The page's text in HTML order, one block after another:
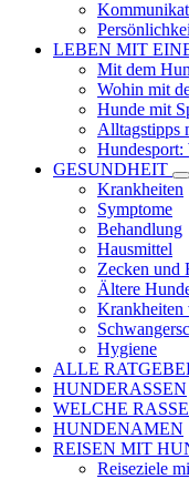
LEBEN MIT
Mit dem
Wohin mit
Hunde mit
Alltagstipps
Hundesport:
GESUNDHEIT
Krankheiten
Symptome
Behandlung
Hausmittel
Zecken und
Ältere
Krankheiten
Hygiene
ALLE
HUNDERASSEN
WELCHE
HUNDENAMEN
REISEN MIT
Reiseziele